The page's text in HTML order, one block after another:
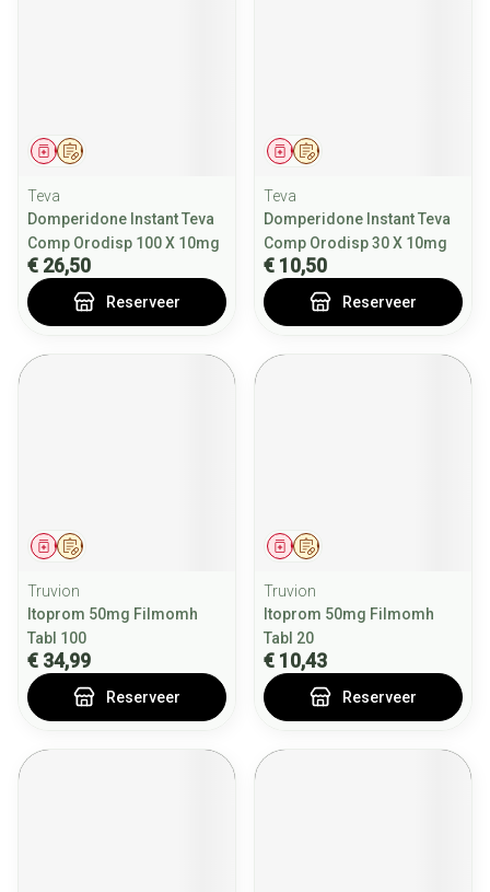
Op voorschrift
Geneesmiddel
Teva
Domperidone Instant Teva
Comp Orodisp 100 X 10mg
€ 26,50
Reserveer
Op voorschrift
Geneesmiddel
Teva
Domperidone Instant Teva
Comp Orodisp 30 X 10mg
€ 10,50
Reserveer
Op voorschrift
Geneesmiddel
Truvion
Itoprom 50mg Filmomh
Tabl 100
€ 34,99
Reserveer
Op voorschrift
Geneesmiddel
Truvion
Itoprom 50mg Filmomh
Tabl 20
€ 10,43
Reserveer